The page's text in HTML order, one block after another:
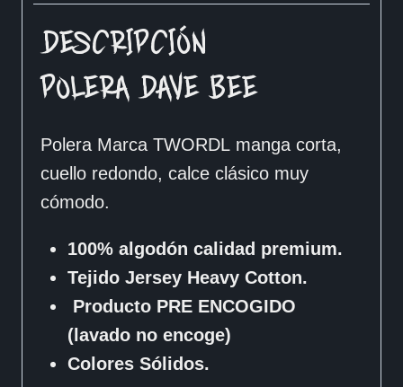
DESCRIPCIÓN
POLERA DAVE BEE
Polera Marca TWORDL manga corta,
cuello redondo, calce clásico muy
cómodo.
100% algodón calidad premium.
Tejido Jersey Heavy Cotton.
Producto PRE ENCOGIDO
(lavado no encoge)
Colores Sólidos.